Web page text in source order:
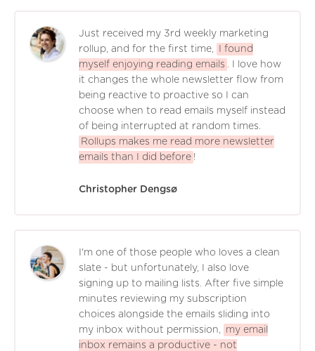
Just received my 3rd weekly marketing
rollup, and for the first time,
I found
myself enjoying reading emails
. I love how
it changes the whole newsletter flow from
being reactive to proactive so I can
choose when to read emails myself instead
of being interrupted at random times.
Rollups makes me read more newsletter
emails than I did before !
Christopher Dengsø
I'm one of those people who loves a clean
slate - but unfortunately, I also love
signing up to mailing lists. After five simple
minutes reviewing my subscription
choices alongside the emails sliding into
my inbox without permission,
my email
inbox remains a productive - not